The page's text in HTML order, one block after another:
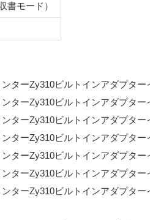
書モード）